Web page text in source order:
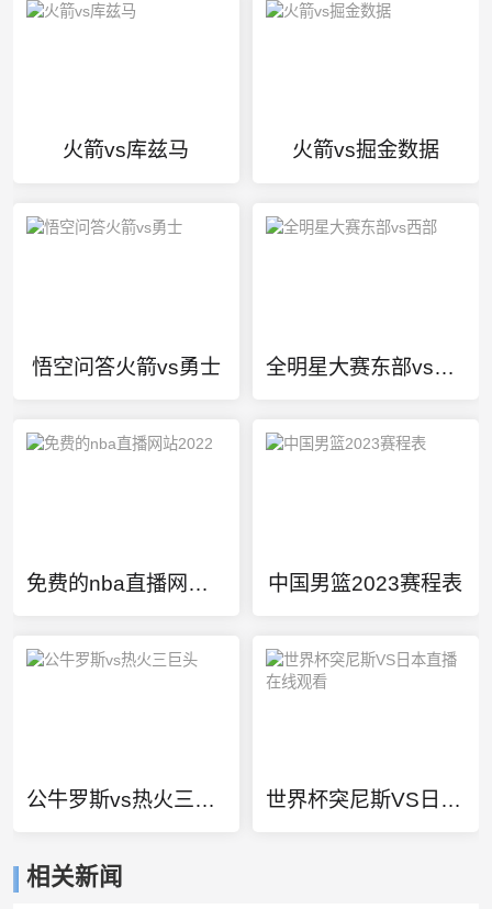
火箭vs库兹马 火箭vs掘金数据
悟空问答火箭vs勇士 全明星大赛东部vs西部
免费的nba直播网站2022 中国男篮2023赛程表
公牛罗斯vs热火三巨头 世界杯突尼斯VS日本直播在线观看
相关新闻